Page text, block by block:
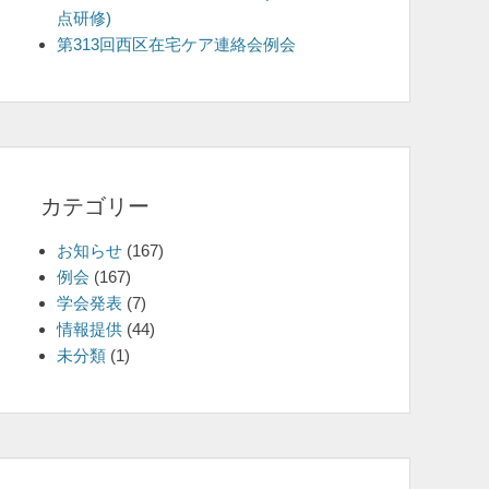
示
点研修)
第313回西区在宅ケア連絡会例会
カテゴリー
お知らせ (167)
例会 (167)
学会発表 (7)
情報提供 (44)
未分類 (1)